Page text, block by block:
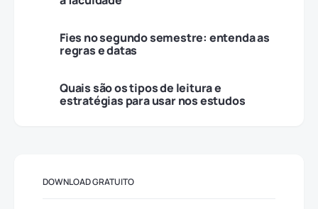
Fies no segundo semestre: entenda as
regras e datas
Quais são os tipos de leitura e
estratégias para usar nos estudos
DOWNLOAD GRATUITO